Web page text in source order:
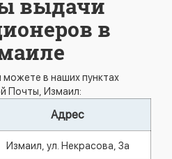
выдачи
в
в наших пунктах
Почты, Измаил:
Адрес
Измаил, ул. Некрасова, 3а